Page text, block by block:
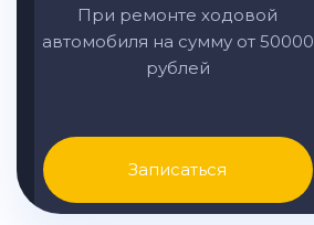
При ремонте ходовой
автомобиля на сумму от 50000
рублей
Записаться